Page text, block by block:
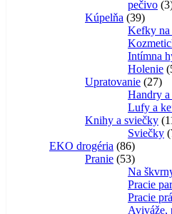
pečivo 3
Kúpelňa 3939
Kefky na
Intímna
Holenie
Upratovanie 2727
Handry
Lufy a
Knihy a sviečky
Sviečky
EKO drogéria 8686
produktov
Pranie 5353
Na
Pracie
Pracie
Aviváže,